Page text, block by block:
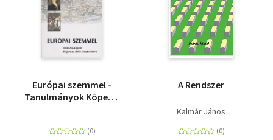
Európai szemmel -
Tanulmányok Köpeczi
A Rendszer
Kalmár János